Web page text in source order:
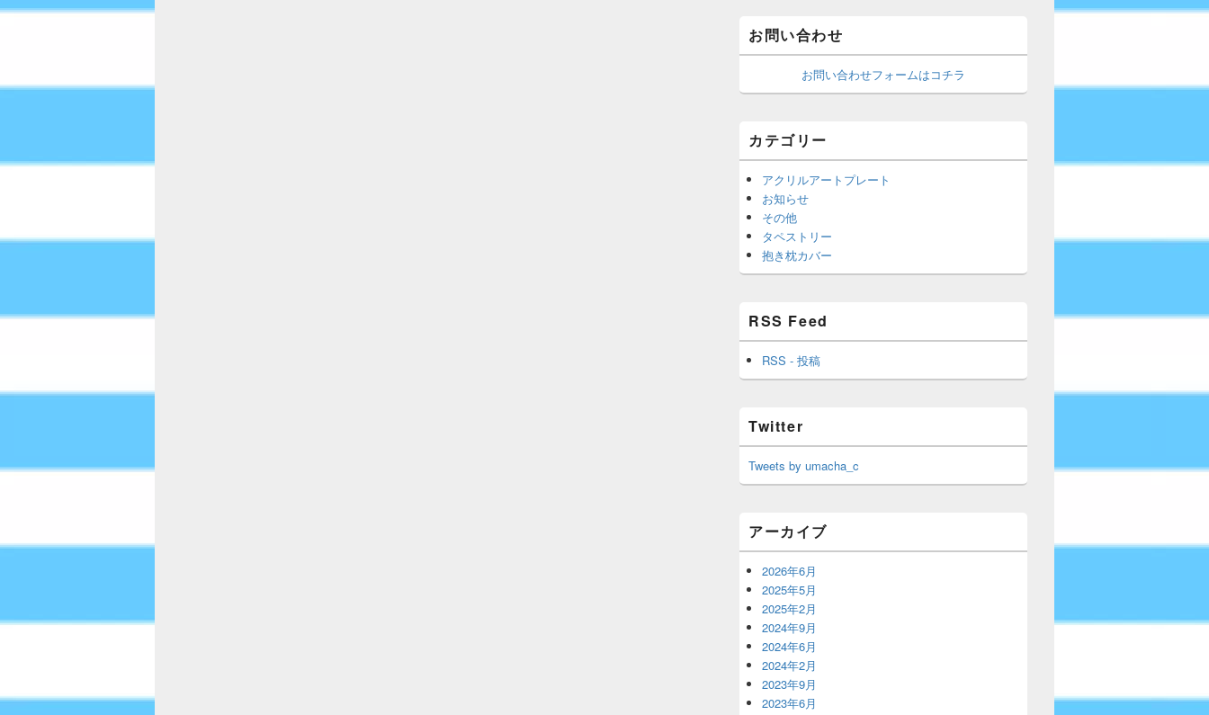
お問い合わせ
お問い合わせフォームはコチラ
カテゴリー
アクリルアートプレート
お知らせ
その他
タペストリー
抱き枕カバー
RSS Feed
RSS - 投稿
Twitter
Tweets by umacha_c
アーカイブ
2026年6月
2025年5月
2025年2月
2024年9月
2024年6月
2024年2月
2023年9月
2023年6月